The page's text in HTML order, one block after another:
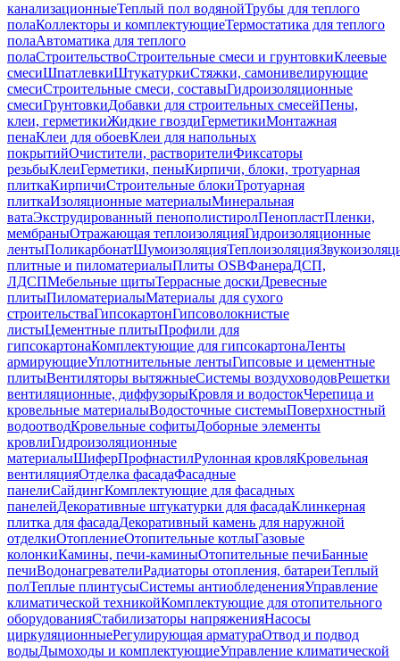
канализационныеТеплый пол водянойТрубы для теплого
полаКоллекторы и комплектующиеТермостатика для теплого
полаАвтоматика для теплого
полаСтроительствоСтроительные смеси и грунтовкиКлеевые
смесиШпатлевкиШтукатуркиСтяжки, самонивелирующие
смесиСтроительные смеси, составыГидроизоляционные
смесиГрунтовкиДобавки для строительных смесейПены,
клеи, герметикиЖидкие гвоздиГерметикиМонтажная
пенаКлеи для обоевКлеи для напольных
покрытийОчистители, растворителиФиксаторы
резьбыКлеиГерметики, пеныКирпичи, блоки, тротуарная
плиткаКирпичиСтроительные блокиТротуарная
плиткаИзоляционные материалыМинеральная
ватаЭкструдированный пенополистиролПенопластПленки,
мембраныОтражающая теплоизоляцияГидроизоляционные
лентыПоликарбонатШумоизоляцияТеплоизоляция
плитные и пиломатериалыПлиты OSBФанераДСП,
ЛДСПМебельные щитыТеррасные доскиДревесные
плитыПиломатериалыМатериалы для сухого
строительстваГипсокартонГипсоволокнистые
листыЦементные плитыПрофили для
гипсокартонаКомплектующие для гипсокартонаЛенты
армирующиеУплотнительные лентыГипсовые и цементные
плитыВентиляторы вытяжныеСистемы воздуховодовРешетки
вентиляционные, диффузорыКровля и водостокЧерепица и
кровельные материалыВодосточные системыПоверхностный
водоотводКровельные софитыДоборные элементы
кровлиГидроизоляционные
материалыШиферПрофнастилРулонная кровляКровельная
вентиляцияОтделка фасадаФасадные
панелиСайдингКомплектующие для фасадных
панелейДекоративные штукатурки для фасадаКлинкерная
плитка для фасадаДекоративный камень для наружной
отделкиОтоплениеОтопительные котлыГазовые
колонкиКамины, печи-каминыОтопительные печиБанные
печиВодонагревателиРадиаторы отопления, батареиТеплый
полТеплые плинтусыСистемы антиобледененияУправление
климатической техникойКомплектующие для отопительного
оборудованияСтабилизаторы напряженияНасосы
циркуляционныеРегулирующая арматураОтвод и подвод
водыДымоходы и комплектующиеУправление климатической